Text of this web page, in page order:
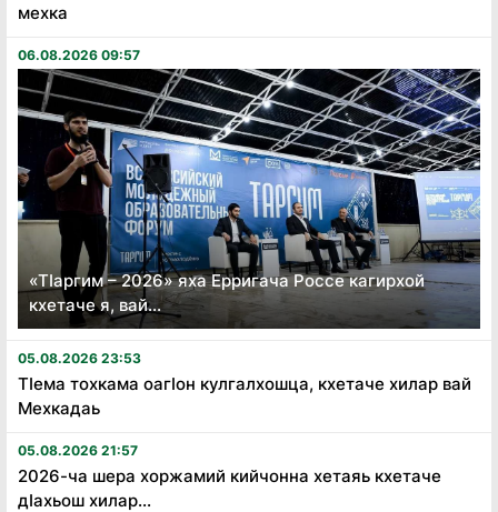
мехка
06.08.2026 09:57
«Тӏаргим – 2026» яха Ерригача Россе кагирхой
кхетаче я, вай...
05.08.2026 23:53
Тӏема тохкама оагӏон кулгалхошца, кхетаче хилар вай
Мехкадаь
05.08.2026 21:57
2026-ча шера хоржамий кийчонна хетаяь кхетаче
дӏахьош хилар...